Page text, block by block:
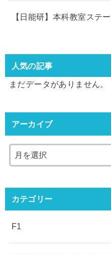
【日能研】本科教室ステ
人気の記事
まだデータがありません。
アーカイブ
カテゴリー
F1